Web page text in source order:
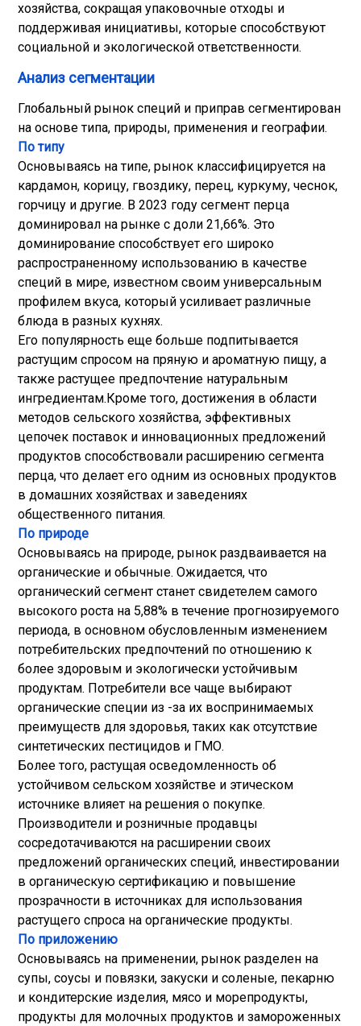
хозяйства, сокращая упаковочные отходы и
поддерживая инициативы, которые способствуют
социальной и экологической ответственности.
Анализ сегментации
Глобальный рынок специй и приправ сегментирован
на основе типа, природы, применения и географии.
По типу
Основываясь на типе, рынок классифицируется на
кардамон, корицу, гвоздику, перец, куркуму, чеснок,
горчицу и другие. В 2023 году сегмент перца
доминировал на рынке с доли 21,66%. Это
доминирование способствует его широко
распространенному использованию в качестве
специй в мире, известном своим универсальным
профилем вкуса, который усиливает различные
блюда в разных кухнях.
Его популярность еще больше подпитывается
растущим спросом на пряную и ароматную пищу, а
также растущее предпочтение натуральным
ингредиентам.Кроме того, достижения в области
методов сельского хозяйства, эффективных
цепочек поставок и инновационных предложений
продуктов способствовали расширению сегмента
перца, что делает его одним из основных продуктов
в домашних хозяйствах и заведениях
общественного питания.
По природе
Основываясь на природе, рынок раздваивается на
органические и обычные. Ожидается, что
органический сегмент станет свидетелем самого
высокого роста на 5,88% в течение прогнозируемого
периода, в основном обусловленным изменением
потребительских предпочтений по отношению к
более здоровым и экологически устойчивым
продуктам. Потребители все чаще выбирают
органические специи из -за их воспринимаемых
преимуществ для здоровья, таких как отсутствие
синтетических пестицидов и ГМО.
Более того, растущая осведомленность об
устойчивом сельском хозяйстве и этическом
источнике влияет на решения о покупке.
Производители и розничные продавцы
сосредотачиваются на расширении своих
предложений органических специй, инвестировании
в органическую сертификацию и повышение
прозрачности в источниках для использования
растущего спроса на органические продукты.
По приложению
Основываясь на применении, рынок разделен на
супы, соусы и повязки, закуски и соленые, пекарню
и кондитерские изделия, мясо и морепродукты,
продукты для молочных продуктов и замороженных